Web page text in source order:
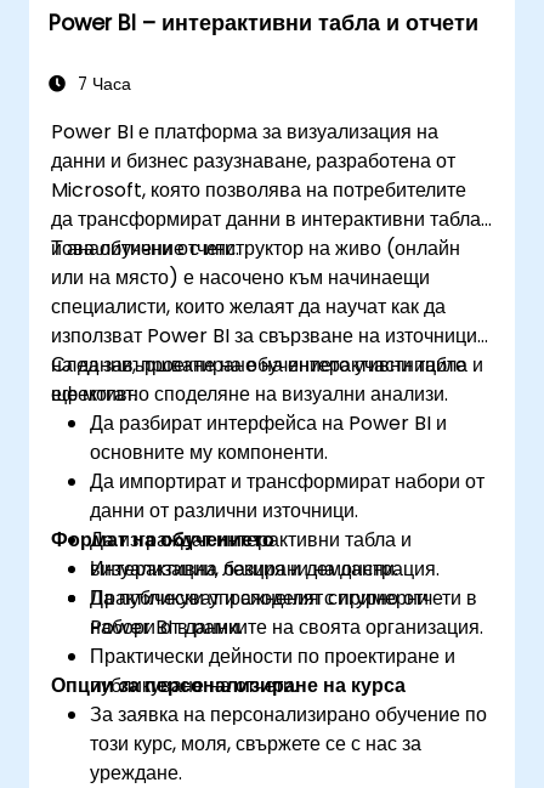
Power BI – интерактивни табла и отчети
7 Часа
Power BI е платформа за визуализация на
данни и бизнес разузнаване, разработена от
Microsoft, която позволява на потребителите
да трансформират данни в интерактивни табла
и аналитични отчети.
Това обучение с инструктор на живо (онлайн
или на място) е насочено към начинаещи
специалисти, които желаят да научат как да
използват Power BI за свързване на източници
на данни, проектиране на интерактивни табла и
ефективно споделяне на визуални анализи.
След завършване на обучението участниците
ще могат:
Да разбират интерфейса на Power BI и
основните му компоненти.
Да импортират и трансформират набори от
данни от различни източници.
Да изграждат интерактивни табла и
визуализации, базирани на данни.
Да публикуват и споделят сигурно отчети в
Power BI в рамките на своята организация.
Формат на обучението
Интерактивна лекция и демонстрация.
Практически упражнения с примерни
набори от данни.
Практически дейности по проектиране и
публикуване на отчети.
Опции за персонализиране на курса
За заявка на персонализирано обучение по
този курс, моля, свържете се с нас за
уреждане.